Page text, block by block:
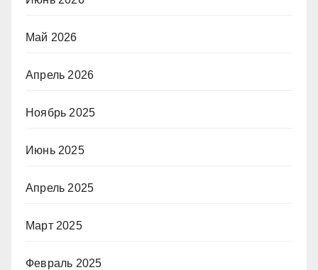
Май 2026
Апрель 2026
Ноябрь 2025
Июнь 2025
Апрель 2025
Март 2025
Февраль 2025